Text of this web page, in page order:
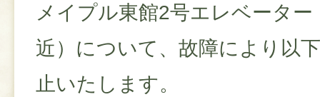
メイプル東館2号エレベータ
近）について、故障により以
止いたします。